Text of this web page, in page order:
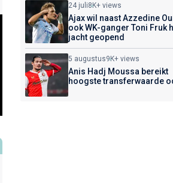
24 juli8K+ views
Ajax wil naast Azzedine
ook WK-ganger Toni Fruk
jacht geopend
5 augustus9K+ views
Anis Hadj Moussa bereikt
hoogste transferwaarde